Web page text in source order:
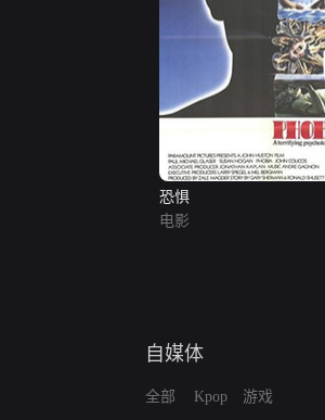
恐惧
电影
自媒体
全部 Kpop 游戏